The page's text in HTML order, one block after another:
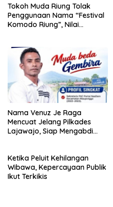
Tokoh Muda Riung Tolak
Penggunaan Nama “Festival
Komodo Riung”, Nilai
Nama Venuz Je Raga
Mencuat Jelang Pilkades
Lajawajo, Siap Mengabdi
Ketika Peluit Kehilangan
Wibawa, Kepercayaan Publik
Ikut Terkikis